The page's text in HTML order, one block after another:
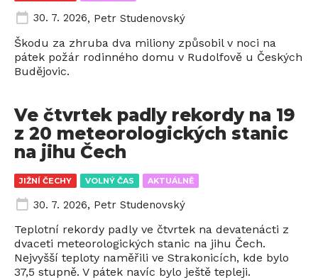
30. 7. 2026, Petr Studenovský
Škodu za zhruba dva miliony způsobil v noci na
pátek požár rodinného domu v Rudolfově u Českých
Budějovic.
JIŽNÍ ČECHY VOLNÝ ČAS AKTUÁLNĚ
Ve čtvrtek padly rekordy na 19
z 20 meteorologických stanic
na jihu Čech
30. 7. 2026, Petr Studenovský
Teplotní rekordy padly ve čtvrtek na devatenácti z
dvaceti meteorologických stanic na jihu Čech.
Nejvyšší teploty naměřili ve Strakonicích, kde bylo
37,5 stupně. V pátek navíc bylo ještě tepleji.